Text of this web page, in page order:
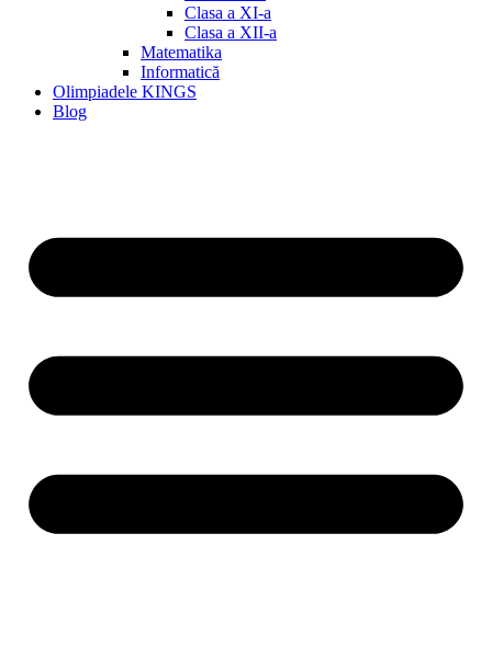
Clasa a XI-a
Clasa a XII-a
Matematika
Informatică
Olimpiadele KINGS
Blog